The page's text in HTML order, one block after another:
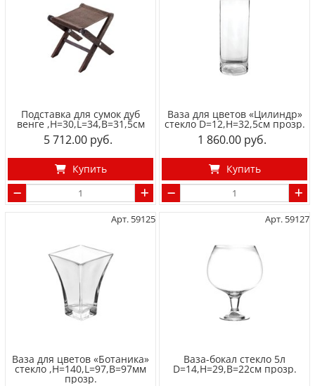
Подставка для сумок дуб
венге ,H=30,L=34,B=31,5см
5 712.00
Купить
Ваза для цветов «Цилиндр»
стекло D=12,H=32,5см прозр.
1 860.00
Купить
Арт. 59125
Ваза для цветов «Ботаника»
стекло ,H=140,L=97,B=97мм
прозр.
Арт. 59127
Ваза-бокал стекло 5л
D=14,H=29,B=22см прозр.